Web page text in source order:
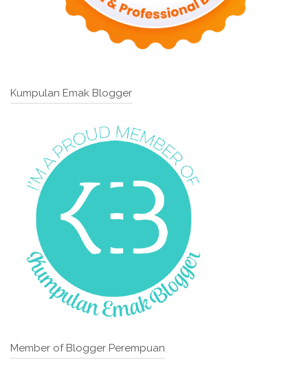
Kumpulan Emak Blogger
Member of Blogger Perempuan